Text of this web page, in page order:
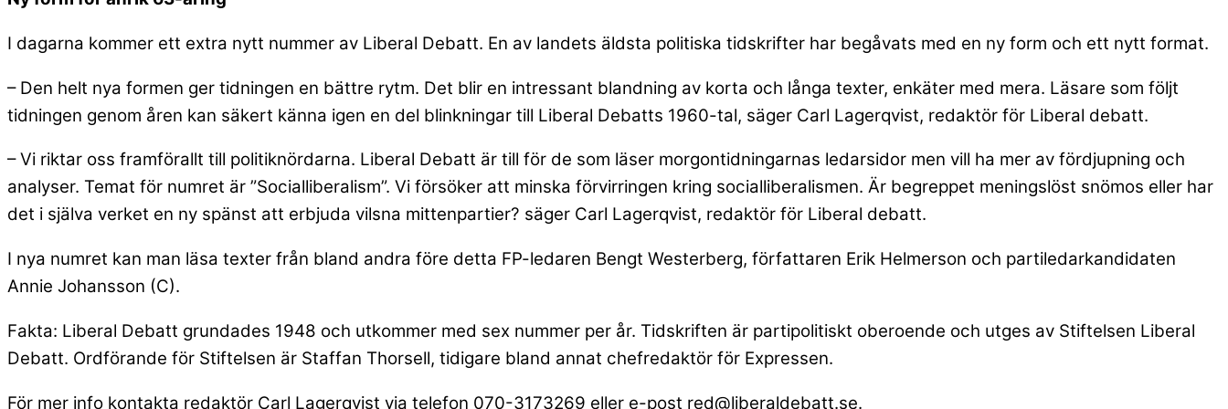
I dagarna kommer ett extra nytt nummer av Liberal Debatt. En av landets äldsta politiska tidskrifter har begåvats med en ny form och ett nytt format.
– Den helt nya formen ger tidningen en bättre rytm. Det blir en intressant blandning av korta och långa texter, enkäter med mera. Läsare som följt
tidningen genom åren kan säkert känna igen en del blinkningar till Liberal Debatts 1960-tal, säger Carl Lagerqvist, redaktör för Liberal debatt.
– Vi riktar oss framförallt till politiknördarna. Liberal Debatt är till för de som läser morgontidningarnas ledarsidor men vill ha mer av fördjupning och
analyser. Temat för numret är ”Socialliberalism”. Vi försöker att minska förvirringen kring socialliberalismen. Är begreppet meningslöst snömos eller har
det i själva verket en ny spänst att erbjuda vilsna mittenpartier? säger Carl Lagerqvist, redaktör för Liberal debatt.
I nya numret kan man läsa texter från bland andra före detta FP-ledaren Bengt Westerberg, författaren Erik Helmerson och partiledarkandidaten
Annie Johansson (C).
Fakta: Liberal Debatt grundades 1948 och utkommer med sex nummer per år. Tidskriften är partipolitiskt oberoende och utges av Stiftelsen Liberal
Debatt. Ordförande för Stiftelsen är Staffan Thorsell, tidigare bland annat chefredaktör för Expressen.
För mer info kontakta redaktör Carl Lagerqvist via telefon 070-3173269 eller e-post red@liberaldebatt.se.